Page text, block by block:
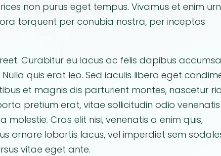
non purus eget tempus. Vivamus et enim
torquent per conubia nostra, per inceptos
Curabitur eu lacus ac felis dapibus
quis erat leo. Sed iaculis libero eget
et magnis dis parturient montes, nascetur
pretium erat, vitae sollicitudin odio venenatis
Cras elit nisi, venenatis a enim quis,
ornare lobortis lacus, vel imperdiet sem
vitae eget ante.